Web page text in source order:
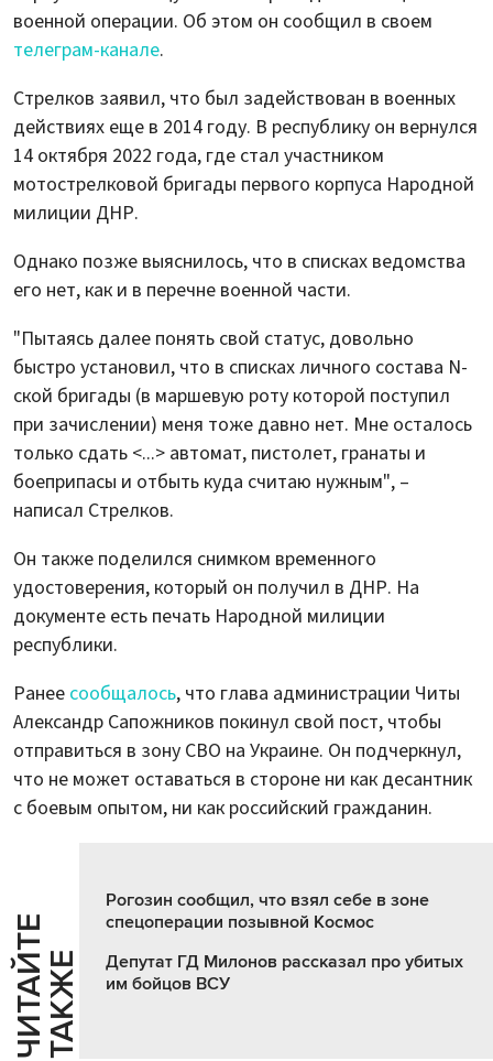
военной операции. Об этом он сообщил в своем
телеграм-канале.
Стрелков заявил, что был задействован в военных
действиях еще в 2014 году. В республику он вернулся
14 октября 2022 года, где стал участником
мотострелковой бригады первого корпуса Народной
милиции ДНР.
Однако позже выяснилось, что в списках ведомства
его нет, как и в перечне военной части.
"Пытаясь далее понять свой статус, довольно
быстро установил, что в списках личного состава N-
ской бригады (в маршевую роту которой поступил
при зачислении) меня тоже давно нет. Мне осталось
только сдать <...> автомат, пистолет, гранаты и
боеприпасы и отбыть куда считаю нужным", –
написал Стрелков.
Он также поделился снимком временного
удостоверения, который он получил в ДНР. На
документе есть печать Народной милиции
республики.
Ранее сообщалось, что глава администрации Читы
Александр Сапожников покинул свой пост, чтобы
отправиться в зону СВО на Украине. Он подчеркнул,
что не может оставаться в стороне ни как десантник
с боевым опытом, ни как российский гражданин.
Ч
И
Т
АЙ
Т
Е
Т
А
К
ЖЕ
Рогозин сообщил, что взял себе в зоне
спецоперации позывной Космос
Депутат ГД Милонов рассказал про убитых
им бойцов ВСУ